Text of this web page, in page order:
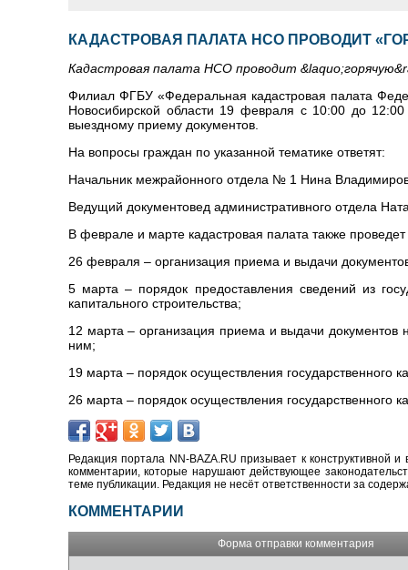
КАДАСТРОВАЯ ПАЛАТА НСО ПРОВОДИТ
Кадастровая палата НСО проводит
Филиал ФГБУ «Федеральная кадастровая палата
Новосибирской области 19 февраля с 10:00 до
выездному приему документов.
На вопросы граждан по указанной тематике ответят:
Начальник межрайонного отдела № 1 Нина
Ведущий документовед административного отдела
В феврале и марте кадастровая палата также
26 февраля – организация приема и выдачи
5 марта – порядок предоставления сведений из
капитального строительства;
12 марта – организация приема и выдачи документов
ним;
19 марта – порядок осуществления государственного
26 марта – порядок осуществления государственного
Редакция портала NN-BAZA.RU призывает к конструктивной
комментарии, которые нарушают действующее
теме публикации. Редакция не несёт ответственности за
КОММЕНТАРИИ
Форма отправки комментария